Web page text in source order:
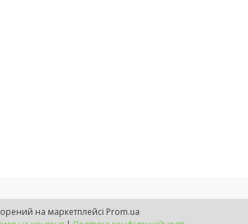
на маркетплейсі Prom.ua